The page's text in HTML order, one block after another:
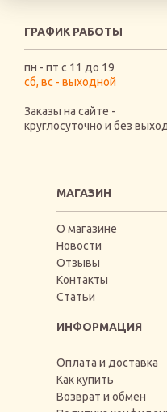
ГРАФИК РАБОТЫ
пн - пт с 11 до 19
сб, вс - выходной
Заказы на сайте -
круглосуточно и без
МАГАЗИН
О магазине
Новости
Отзывы
Контакты
Статьи
ИНФОРМАЦИЯ
Оплата и доставка
Как купить
Возврат и обмен